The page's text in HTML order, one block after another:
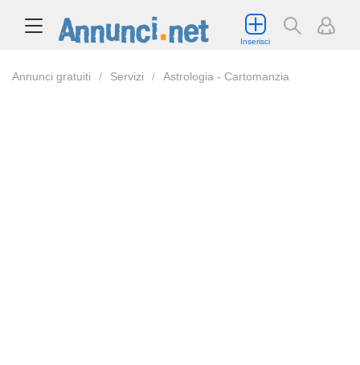
Inserisci
Annunci gratuiti Servizi Astrologia - Cartomanzia